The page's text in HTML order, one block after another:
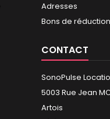
Adresses
Bons de réduction
CONTACT
SonoPulse
5003 Rue Jean
Artois